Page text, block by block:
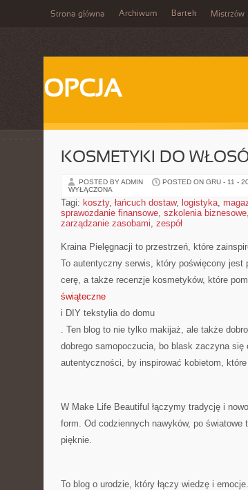
Strona główna Archiwum Bartek Mistrzów
OPCJA
KOSMETYKI DO
POSTED BY ADMIN POSTED ON GRU - 11 -
WYŁĄCZONA
Tagi: koszty, łańcuch dostaw, logistyka,
sprawozdanie finansowe, szkolenia biznesowe,
zarządzanie zasobami, zespół
Kraina Pielęgnacji to przestrzeń, które
To autentyczny serwis, który poświęcony
cerę, a także recenzje kosmetyków, które
świąteczne
i DIY tekstylia do domu
. Ten blog to nie tylko makijaż, ale także
dobrego samopoczucia, bo blask zaczyna się
autentyczności, by inspirować kobietom,
W Make Life Beautiful łączymy tradycję i
form. Od codziennych nawyków, po
pięknie.
To blog o urodzie, który łączy wiedzę i